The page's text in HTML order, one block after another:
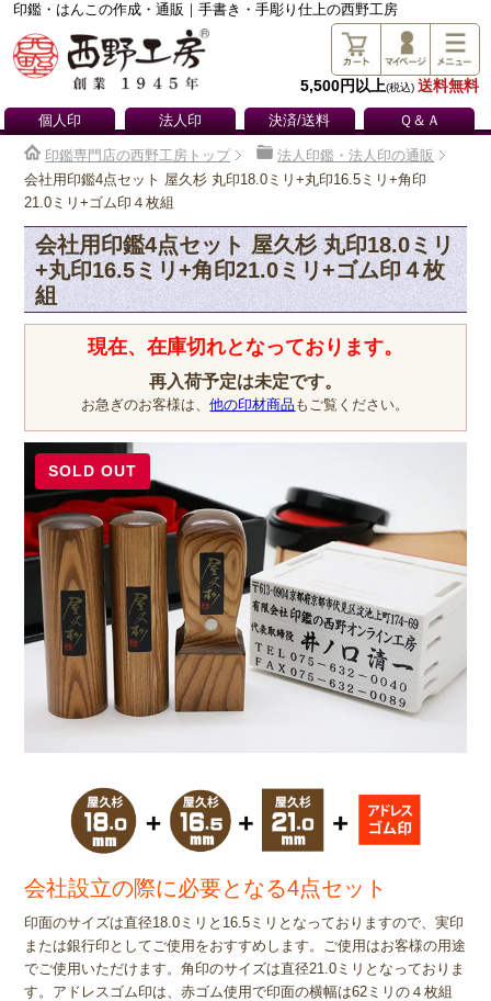
印鑑・はんこの作成・通販｜手書き・手彫り仕上の西野工房
5,500円以上(税込) 送料無料
個人印 法人印 決済/送料 Ｑ＆Ａ
印鑑専門店の西野工房トップ
法人印鑑・法人印の通販
会社用印鑑4点セット 屋久杉 丸印18.0ミリ+丸印16.5ミリ+角印
21.0ミリ+ゴム印４枚組
会社用印鑑4点セット 屋久杉 丸印18.0ミリ
+丸印16.5ミリ+角印21.0ミリ+ゴム印４枚
組
現在、在庫切れとなっております。
再入荷予定は未定です。
お急ぎのお客様は、他の印材商品 もご覧ください。
SOLD OUT
会社設立の際に必要となる4点セット
印面のサイズは直径18.0ミリと16.5ミリとなっておりますので、実印
または銀行印としてご使用をおすすめします。ご使用はお客様の用途
でご使用いただけます。角印のサイズは直径21.0ミリとなっておりま
す。アドレスゴム印は、赤ゴム使用で印面の横幅は62ミリの４枚組